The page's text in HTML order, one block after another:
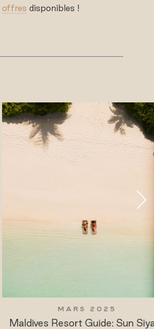
offres disponibles !
MARS 2025
Resort Guide: Sun Siyam